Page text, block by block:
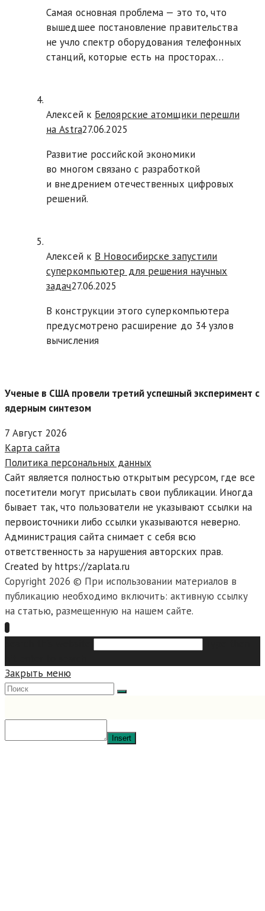
Самая основная проблема — это то, что
вышедшее постановление правительства
не учло спектр оборудования телефонных
станций, которые есть на просторах…
Алексей к Белоярские атомщики перешли
на Astra27.06.2025
Развитие российской экономики
во многом связано с разработкой
и внедрением отечественных цифровых
решений.
Алексей к В Новосибирске запустили
суперкомпьютер для решения научных
задач27.06.2025
В конструкции этого суперкомпьютера
предусмотрено расширение до 34 узлов
вычисления
Ученые в США провели третий успешный эксперимент с
ядерным синтезом
7 Август 2026
Карта сайта
Политика персональных данных
Сайт является полностью открытым ресурсом, где все
посетители могут присылать свои публикации. Иногда
бывает так, что пользователи не указывают ссылки на
первоисточники либо ссылки указываются неверно.
Администрация сайта снимает с себя всю
ответственность за нарушения авторских прав.
Created by https://zaplata.ru
Copyright 2026 © При использовании материалов в
публикацию необходимо включить: активную ссылку
на статью, размещенную на нашем сайте.
Закрыть меню
Insert